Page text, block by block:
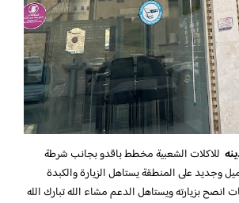
للاكلات الشعبية مخطط باقدو بجانب شرطة
وجديد على المنطقة يستاهل الزيارة والكبدة
بزيارته ويستاهل الدعم مشاء الله تبارك الله